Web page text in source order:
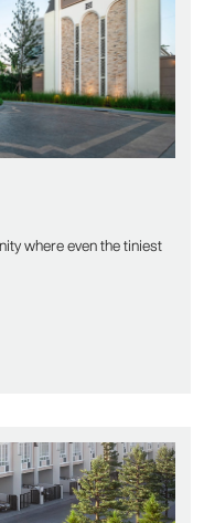
where even the tiniest